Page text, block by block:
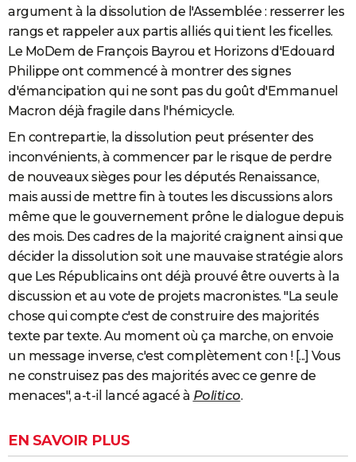
argument à la dissolution de l'Assemblée : resserrer les
rangs et rappeler aux partis alliés qui tient les ficelles.
Le MoDem de François Bayrou et Horizons d'Edouard
Philippe ont commencé à montrer des signes
d'émancipation qui ne sont pas du goût d'Emmanuel
Macron déjà fragile dans l'hémicycle.
En contrepartie, la dissolution peut présenter des
inconvénients, à commencer par le risque de perdre
de nouveaux sièges pour les députés Renaissance,
mais aussi de mettre fin à toutes les discussions alors
même que le gouvernement prône le dialogue depuis
des mois. Des cadres de la majorité craignent ainsi que
décider la dissolution soit une mauvaise stratégie alors
que Les Républicains ont déjà prouvé être ouverts à la
discussion et au vote de projets macronistes. "La seule
chose qui compte c'est de construire des majorités
texte par texte. Au moment où ça marche, on envoie
un message inverse, c'est complètement con ! [...] Vous
ne construisez pas des majorités avec ce genre de
menaces", a-t-il lancé agacé à Politico.
EN SAVOIR PLUS